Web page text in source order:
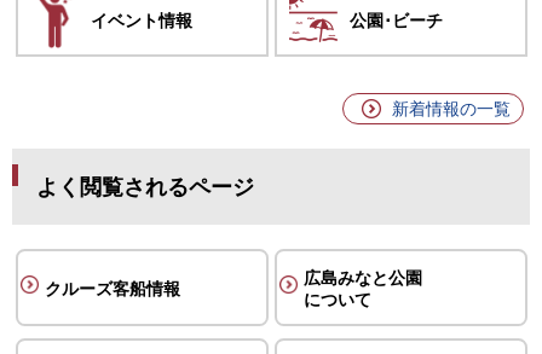
イベント情報 公園･ビーチ
新着情報の一覧
よく閲覧されるページ
クルーズ客船情報
広島みなと公園
について